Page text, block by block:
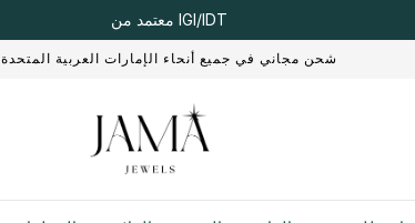
معتمد من IGI/IDT
شحن مجاني في جميع أنحاء الإمارات العربية المتحدة